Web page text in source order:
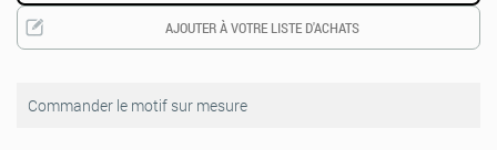
AJOUTER À VOTRE LISTE D'ACHATS
Commander le motif sur mesure